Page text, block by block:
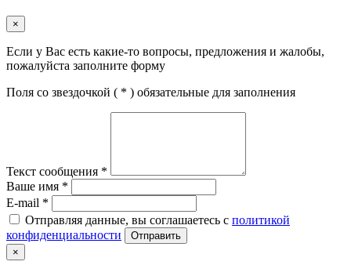
×
Если у Вас есть какие-то вопросы, предложения и жалобы,
пожалуйста заполните форму
Поля со звездочкой ( * ) обязательные для заполнения
Текст сообщения *
Ваше имя *
E-mail *
Отправляя данные, вы соглашаетесь с политикой
конфиденциальности
Отправить
×